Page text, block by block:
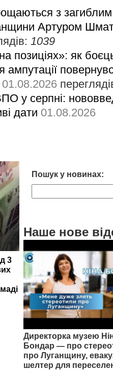
з загиблим
Артуром
1039
позиціях»: як
ампутації
01.08.2026
у серпні:
дати 01.08.2026
3
Пошук у новинах:
Наше нове
Директорка музею
Бондар — про
про Луганщину,
шелтер для